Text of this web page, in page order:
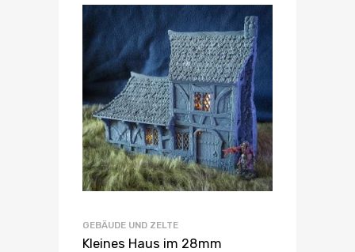
GEBÄUDE UND ZELTE
Kleines Haus im 28mm